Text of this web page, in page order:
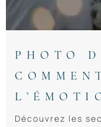
PHOTO
Découvrez les